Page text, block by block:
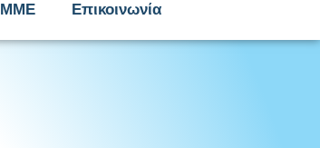
ΜΜΕ Επικοινωνία